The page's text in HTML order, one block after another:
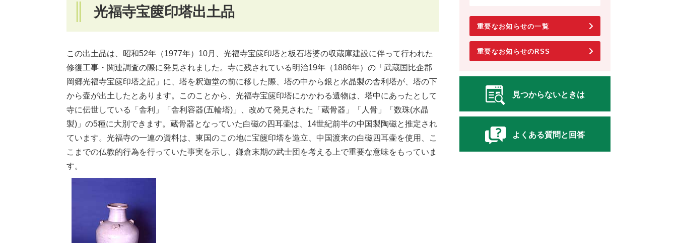
光福寺宝篋印塔出土品
この出土品は、昭和52年（1977年）10月、光福寺宝篋印塔と板石塔婆の収蔵庫建設に伴って行われた
修復工事・関連調査の際に発見されました。寺に残されている明治19年（1886年）の「武蔵国比企郡
岡郷光福寺宝篋印塔之記」に、塔を釈迦堂の前に移した際、塔の中から銀と水晶製の舎利塔が、塔の下
から壷が出土したとあります。このことから、光福寺宝篋印塔にかかわる遺物は、塔中にあったとして
寺に伝世している「舎利」「舎利容器(五輪塔)」、改めて発見された「蔵骨器」「人骨」「数珠(水晶
製)」の5種に大別できます。蔵骨器となっていた白磁の四耳壷は、14世紀前半の中国製陶磁と推定され
ています。光福寺の一連の資料は、東国のこの地に宝篋印塔を造立、中国渡来の白磁四耳壷を使用、こ
こまでの仏教的行為を行っていた事実を示し、鎌倉末期の武士団を考える上で重要な意味をもっていま
す。
重要なお知らせの一覧
重要なお知らせのRSS
見つからないときは
よくある質問と回答